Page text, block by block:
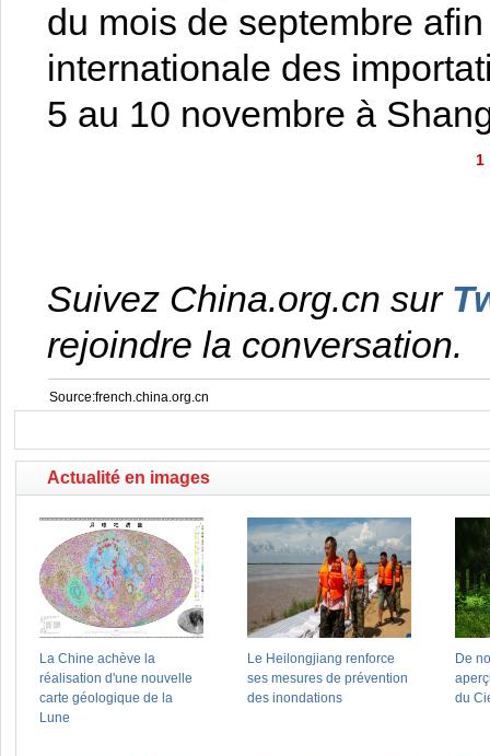
du mois de septembre
internationale des
5 au 10 novembre à
1
Suivez China.org.cn sur
rejoindre la conversation.
Source:french.china.org.cn